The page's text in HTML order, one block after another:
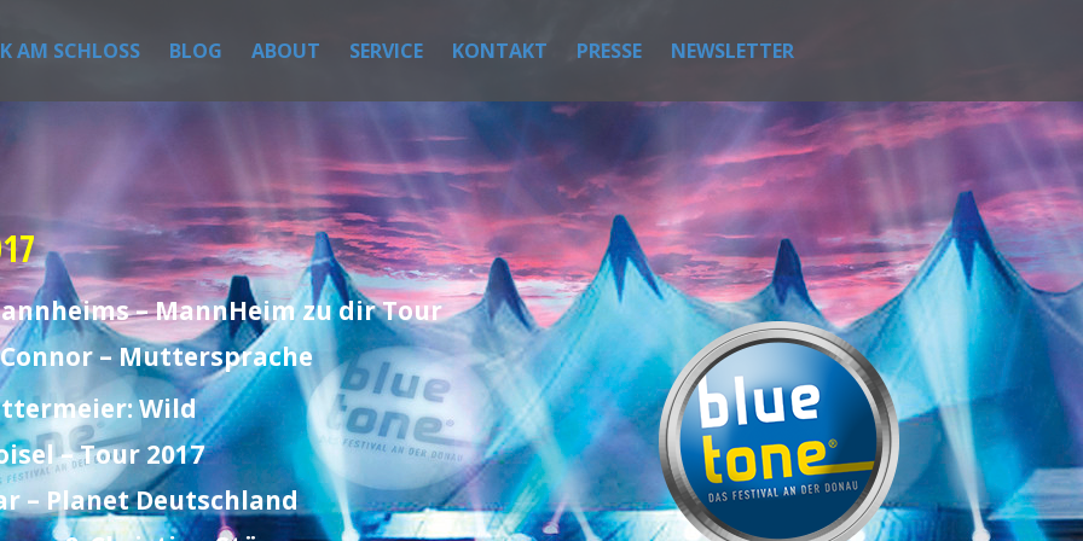
AM SCHLOSS BLOG ABOUT SERVICE KONTAKT PRESSE NEWSLETTER
– MannHeim zu dir Tour
– Muttersprache
Wild
– Tour 2017
– Planet Deutschland